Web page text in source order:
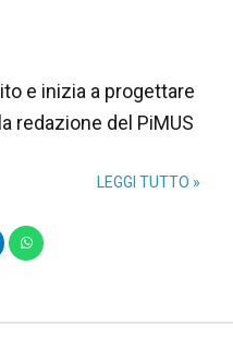
e inizia a progettare
redazione del PiMUS
LEGGI TUTTO »